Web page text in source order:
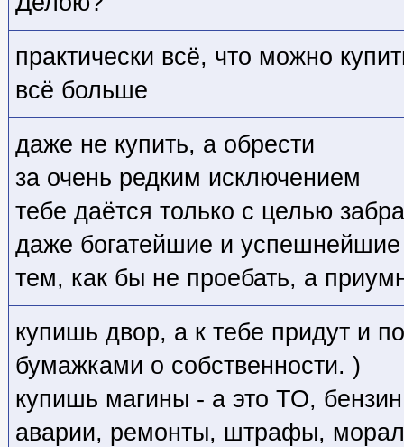
практически всё, что можно
всё больше
даже не купить, а обрести
за очень редким исключением
тебе даётся только с целью
даже богатейшие и успешнейшие
тем, как бы не проебать, а
купишь двор, а к тебе придут и
бумажками о собственности. )
купишь магины - а это ТО,
аварии, ремонты, штрафы,